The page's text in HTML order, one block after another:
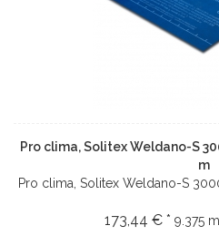
Pro clima, Solitex Weldano-S
m
Pro clima, Solitex Weldano-S
173,44 € * 9.375